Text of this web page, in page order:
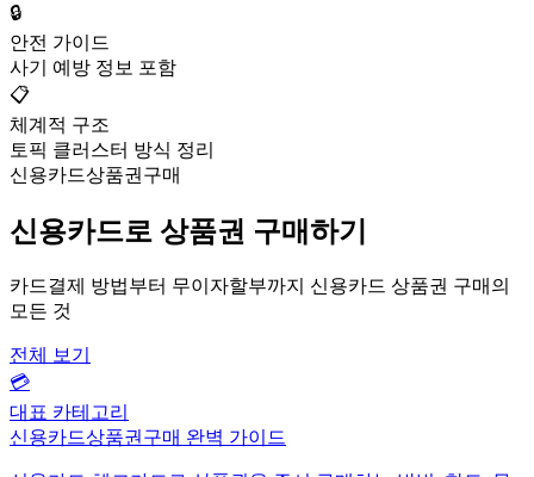
🔒
안전 가이드
사기 예방 정보 포함
📋
체계적 구조
토픽 클러스터 방식 정리
신용카드상품권구매
신용카드로 상품권 구매하기
카드결제 방법부터 무이자할부까지 신용카드 상품권 구매의
모든 것
전체 보기
💳
대표 카테고리
신용카드상품권구매 완벽 가이드